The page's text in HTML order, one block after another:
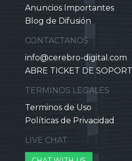
Anuncios Importantes
Blog de Difusión
CONTACTANOS
info@cerebro-digital.com
ABRE TICKET DE
TERMINOS LEGALES
Terminos de Uso
Políticas de Privacidad
LIVE CHAT